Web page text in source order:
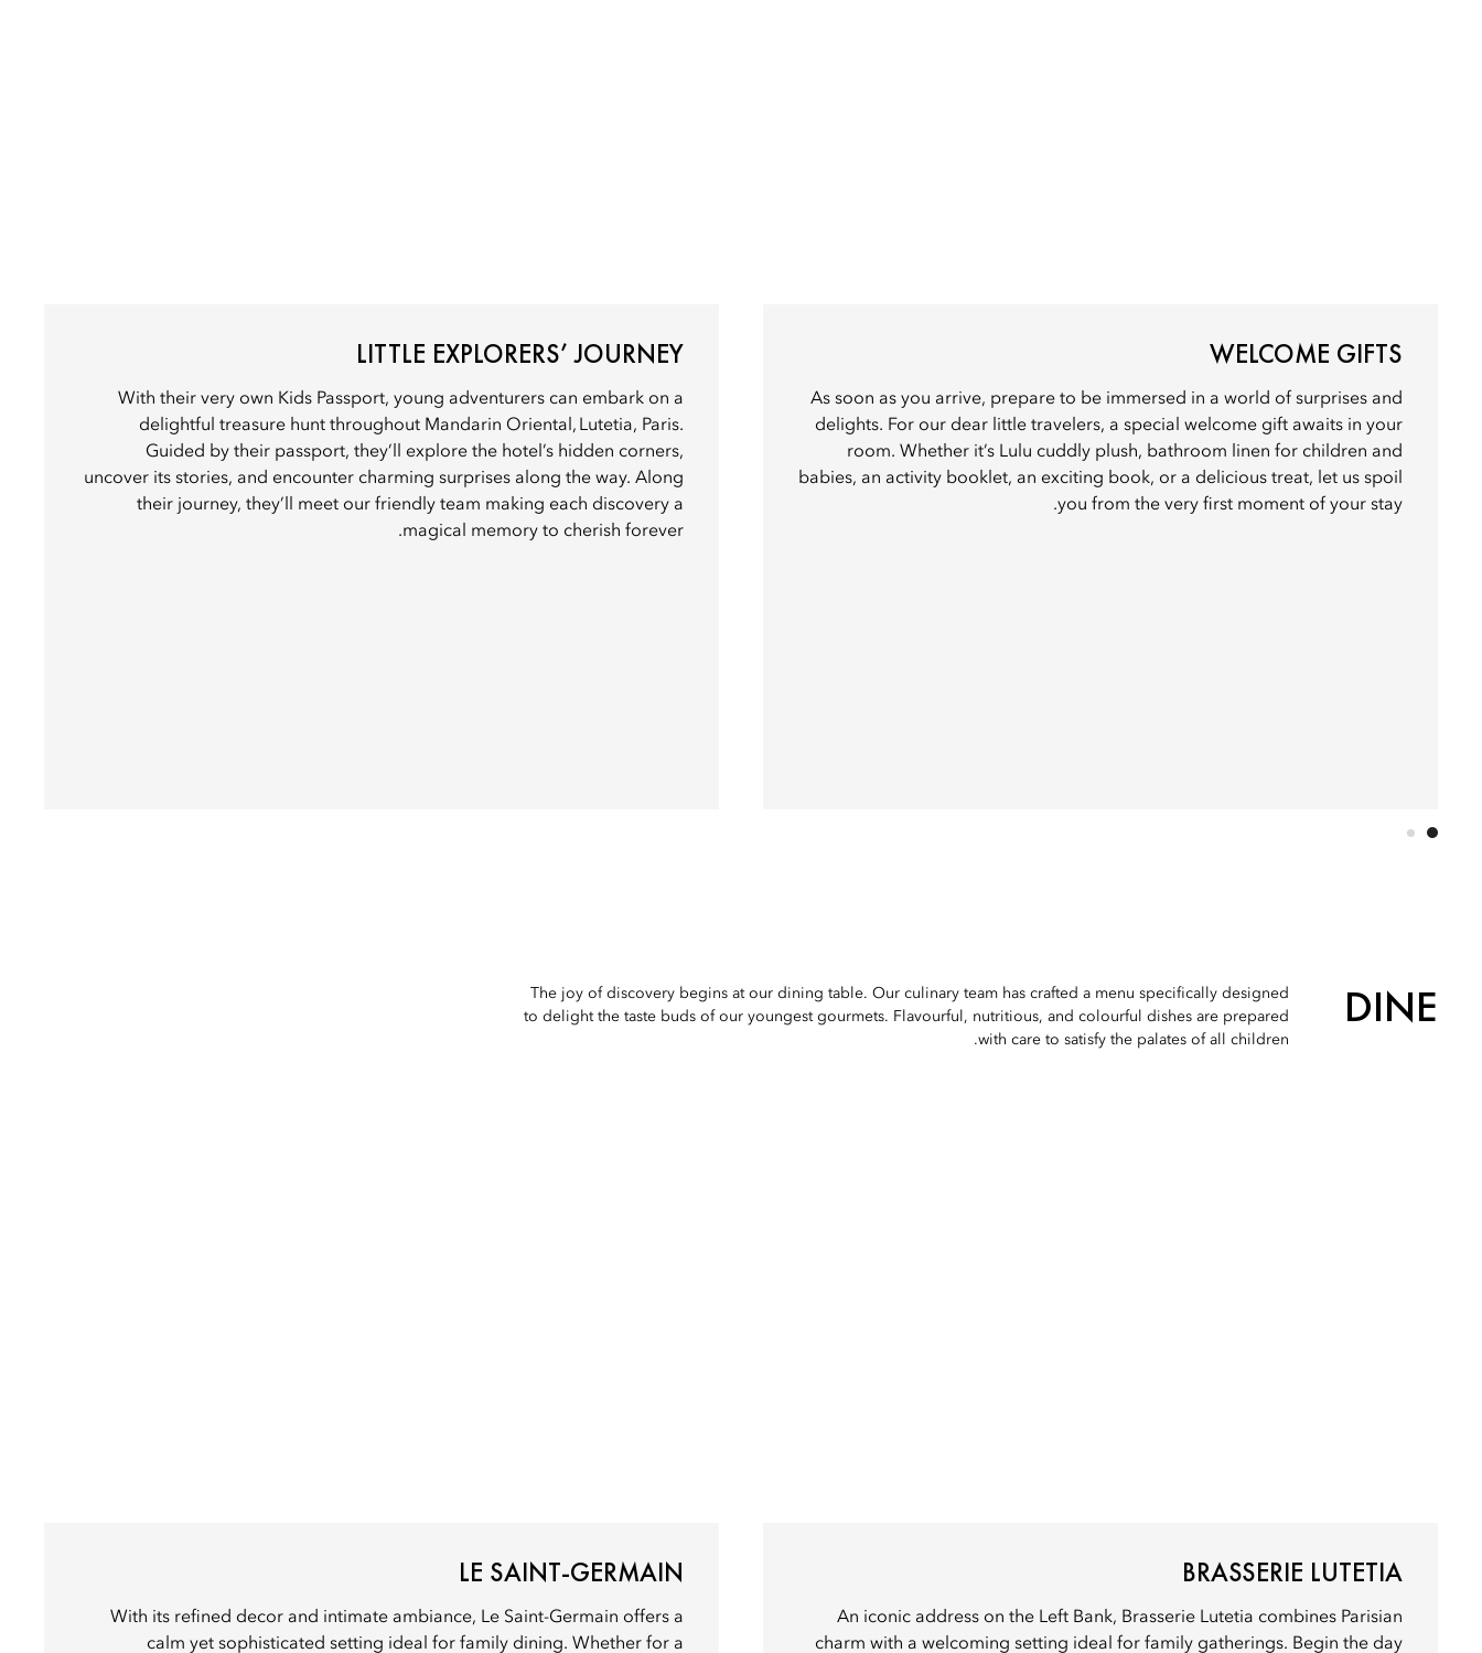
WELCOME GIFTS
As soon as you arrive, prepare to be immersed in a world of surprises and
delights. For our dear little travelers, a special welcome gift awaits in your
room. Whether it’s Lulu cuddly plush, bathroom linen for children and
babies, an activity booklet, an exciting book, or a delicious treat, let us spoil
you from the very first moment of your stay.
LITTLE EXPLORERS’ JOURNEY
With their very own Kids Passport, young adventurers can embark on a
delightful treasure hunt throughout Mandarin Oriental, Lutetia, Paris.
Guided by their passport, they’ll explore the hotel’s hidden corners,
uncover its stories, and encounter charming surprises along the way. Along
their journey, they’ll meet our friendly team making each discovery a
magical memory to cherish forever.
DINE
The joy of discovery begins at our dining table. Our culinary team has crafted a menu specifically designed
to delight the taste buds of our youngest gourmets. Flavourful, nutritious, and colourful dishes are prepared
with care to satisfy the palates of all children.
BRASSERIE LUTETIA
An iconic address on the Left Bank, Brasserie Lutetia combines Parisian
charm with a welcoming setting ideal for family gatherings. Begin the day
LE SAINT-GERMAIN
With its refined decor and intimate ambiance, Le Saint-Germain offers a
calm yet sophisticated setting ideal for family dining. Whether for a